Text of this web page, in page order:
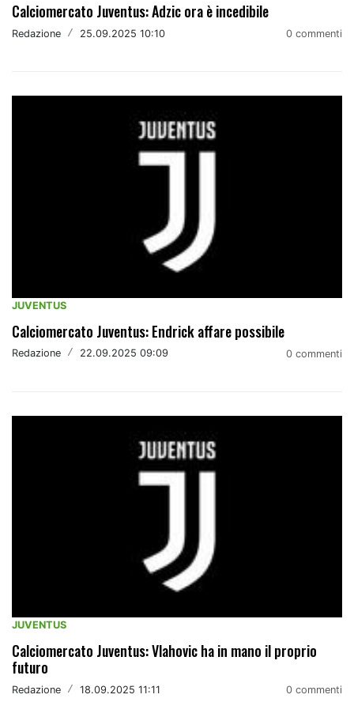
Calciomercato Juventus: Adzic ora è incedibile
Redazione / 25.09.2025 10:10 0 commenti
JUVENTUS
Calciomercato Juventus: Endrick affare possibile
Redazione / 22.09.2025 09:09 0 commenti
JUVENTUS
Calciomercato Juventus: Vlahovic ha in mano il proprio
futuro
Redazione / 18.09.2025 11:11 0 commenti